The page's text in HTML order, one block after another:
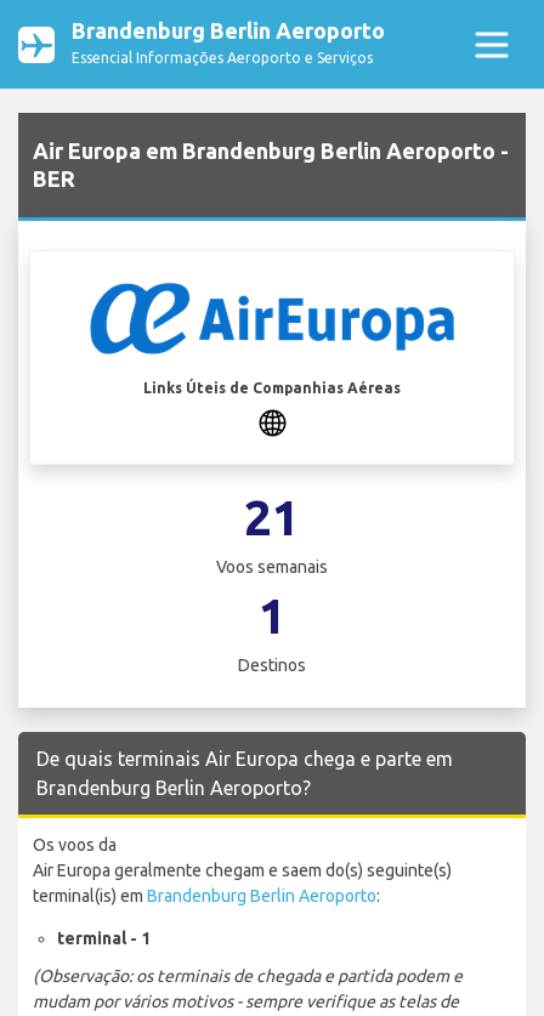
Brandenburg Berlin Aeroporto
Essencial Informações Aeroporto e Serviços
Air Europa em Brandenburg Berlin Aeroporto -
BER
Links Úteis de Companhias Aéreas
21
Voos semanais
1
Destinos
De quais terminais Air Europa chega e parte em
Brandenburg Berlin Aeroporto?
Os voos da
Air Europa geralmente chegam e saem do(s) seguinte(s)
terminal(is) em Brandenburg Berlin Aeroporto:
terminal - 1
(Observação: os terminais de chegada e partida podem e
mudam por vários motivos - sempre verifique as telas de